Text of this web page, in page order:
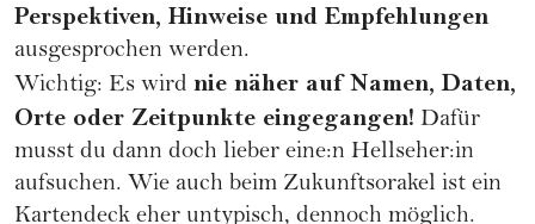
Perspektiven, Hinweise und Empfehlungen
ausgesprochen werden.
Wichtig: Es wird nie näher auf Namen, Daten,
Orte oder Zeitpunkte eingegangen! Dafür
musst du dann doch lieber eine:n Hellseher:in
aufsuchen. Wie auch beim Zukunftsorakel ist ein
Kartendeck eher untypisch, dennoch möglich.